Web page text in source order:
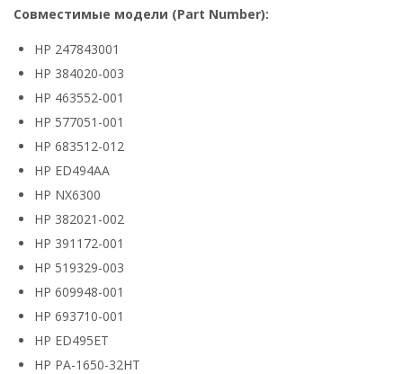
Совместимые модели (Part Number):
HP 247843001
HP 384020-003
HP 463552-001
HP 577051-001
HP 683512-012
HP ED494AA
HP NX6300
HP 382021-002
HP 391172-001
HP 519329-003
HP 609948-001
HP 693710-001
HP ED495ET
HP PA-1650-32HT